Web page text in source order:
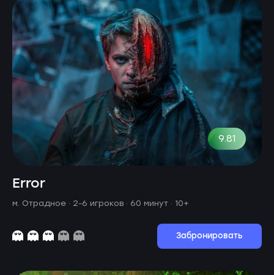
9.81
Error
м. Отрадное · 2-6 игроков · 60 минут · 10+
Забронировать